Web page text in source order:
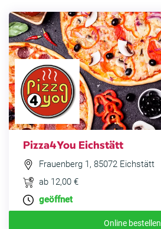
Pizza4You Eichstätt
Frauenberg 1, 85072 Eichstätt
ab 12,00 €
geöffnet
Online bestellen